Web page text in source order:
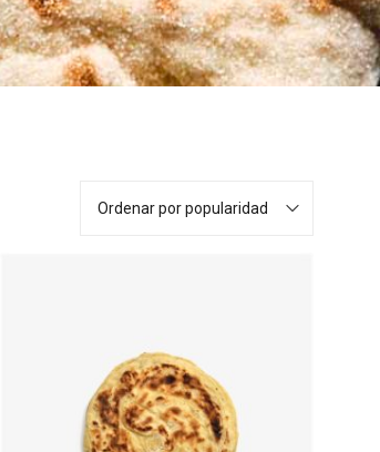
Ordenar por popularidad